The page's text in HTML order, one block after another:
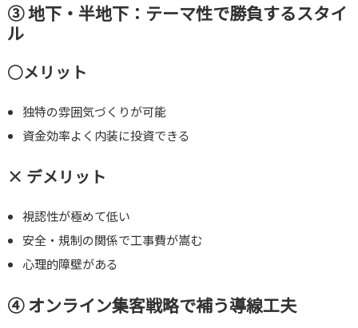
③ 地下・半地下：テーマ性で勝負するスタイ
ル
○メリット
独特の雰囲気づくりが可能
資金効率よく内装に投資できる
× デメリット
視認性が極めて低い
安全・規制の関係で工事費が嵩む
心理的障壁がある
④ オンライン集客戦略で補う導線工夫